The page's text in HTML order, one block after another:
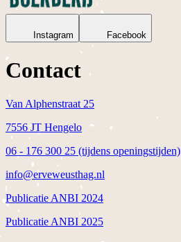
Instagram Facebook
Contact
Van Alphenstraat 25
7556 JT Hengelo
06 - 176 300 25 (tijdens openingstijden)
info@erveweusthag.nl
Publicatie ANBI 2024
Publicatie ANBI 2025